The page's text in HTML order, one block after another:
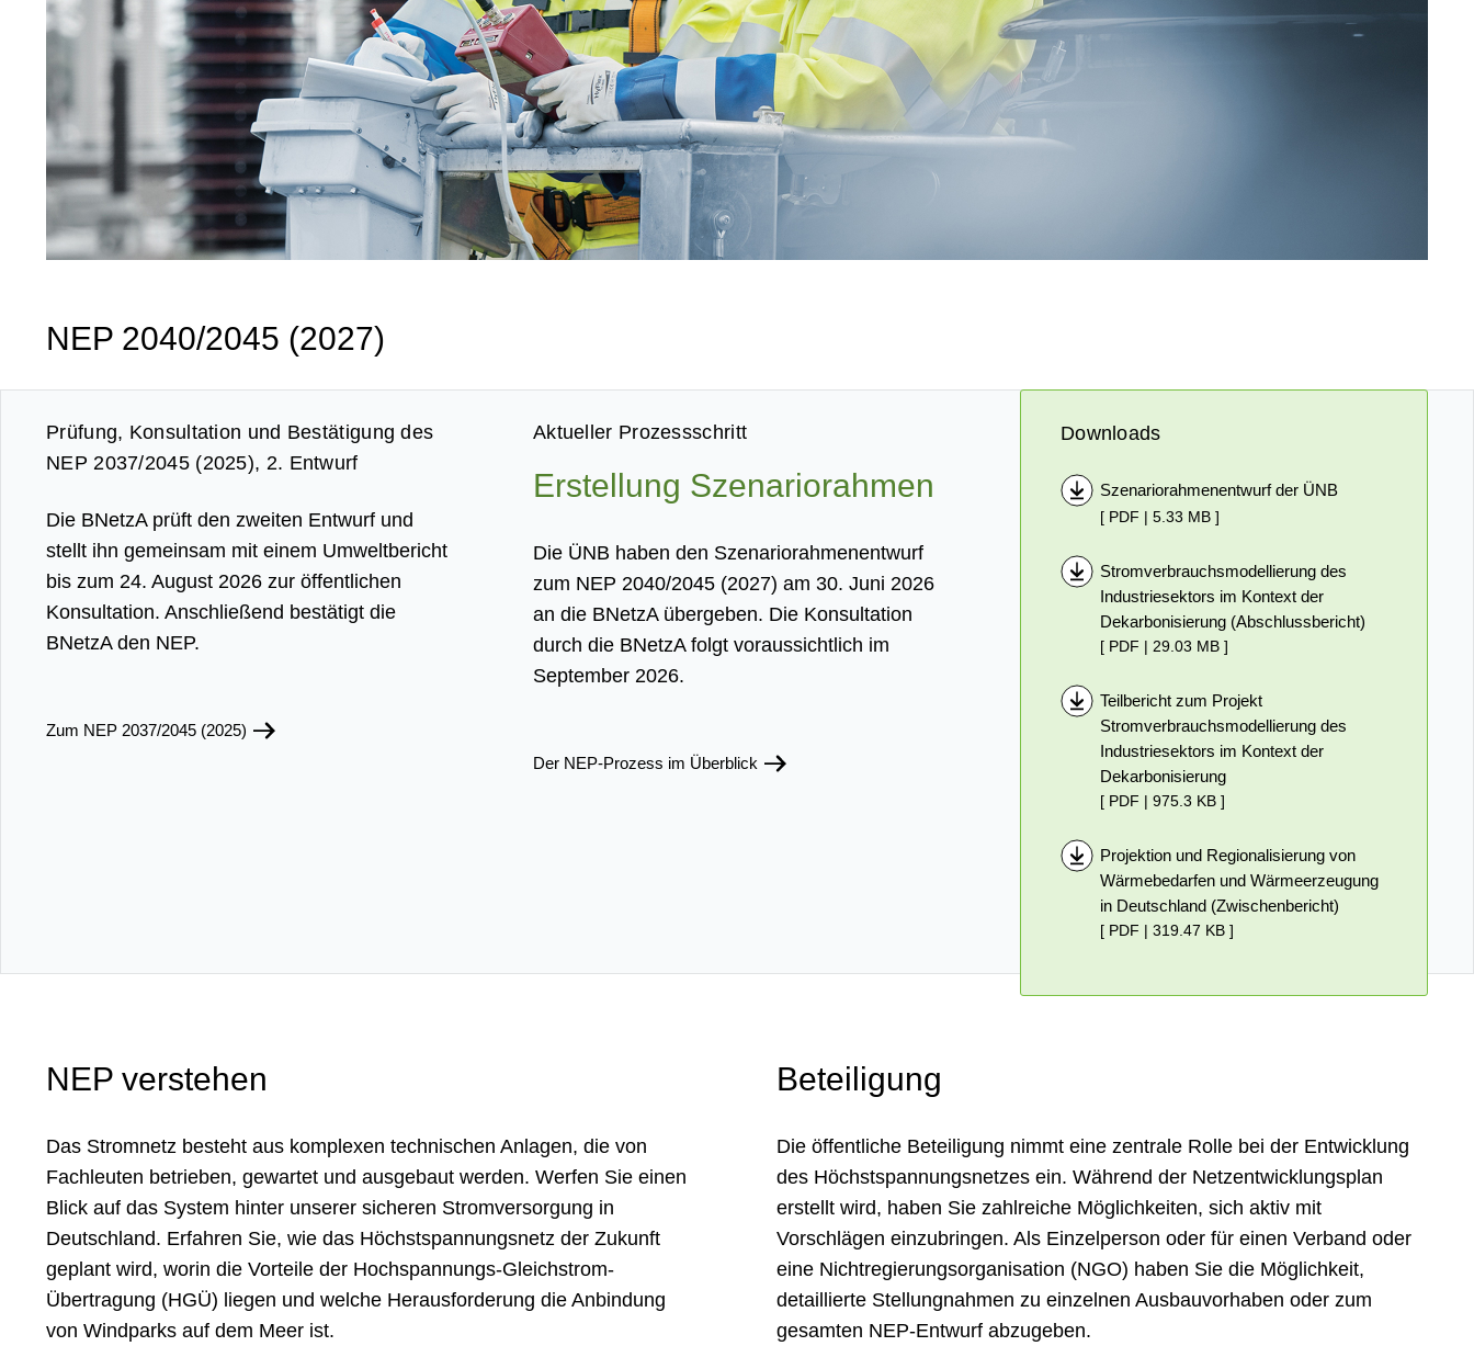
NEP 2040/2045 (2027)
Prüfung, Konsultation und Bestätigung des
NEP 2037/2045 (2025), 2. Entwurf
Die BNetzA prüft den zweiten Entwurf und
stellt ihn gemeinsam mit einem Umweltbericht
bis zum 24. August 2026 zur öffentlichen
Konsultation. Anschließend bestätigt die
BNetzA den NEP.
Zum NEP 2037/2045 (2025)
Aktueller Prozessschritt
Erstellung Szenariorahmen
Die ÜNB haben den Szenariorahmenentwurf
zum NEP 2040/2045 (2027) am 30. Juni 2026
an die BNetzA übergeben. Die Konsultation
durch die BNetzA folgt voraussichtlich im
September 2026.
Der NEP-Prozess im Überblick
Downloads
Szenariorahmenentwurf der ÜNB
[ PDF | 5.33 MB ]
Stromverbrauchsmodellierung des
Industriesektors im Kontext der
Dekarbonisierung (Abschlussbericht)
[ PDF | 29.03 MB ]
Teilbericht zum Projekt
Stromverbrauchsmodellierung des
Industriesektors im Kontext der
Dekarbonisierung
[ PDF | 975.3 KB ]
Projektion und Regionalisierung von
Wärmebedarfen und Wärmeerzeugung
in Deutschland (Zwischenbericht)
[ PDF | 319.47 KB ]
NEP verstehen
Das Stromnetz besteht aus kom­plexen tech­nischen Anlagen, die von
Fach­leuten betrie­ben, gewartet und aus­ge­baut werden. Werfen Sie einen
Blick auf das System hinter unserer sicheren Strom­versorgung in
Deutschland. Erfahren Sie, wie das Höchst­spannungs­netz der Zukunft
geplant wird, worin die Vor­teile der Hoch­spannungs-Gleich­strom-
Übertragung (HGÜ) liegen und welche Heraus­forderung die Anbin­dung
von Wind­parks auf dem Meer ist.
Beteiligung
Die öffentliche Beteiligung nimmt eine zentrale Rolle bei der Entwicklung
des Höchstspannungsnetzes ein. Während der Netzentwicklungsplan
erstellt wird, haben Sie zahlreiche Möglichkeiten, sich aktiv mit
Vorschlägen einzubringen. Als Einzelperson oder für einen Verband oder
eine Nichtregierungsorganisation (NGO) haben Sie die Möglichkeit,
detaillierte Stellungnahmen zu einzelnen Ausbauvorhaben oder zum
gesamten NEP-Entwurf abzugeben.